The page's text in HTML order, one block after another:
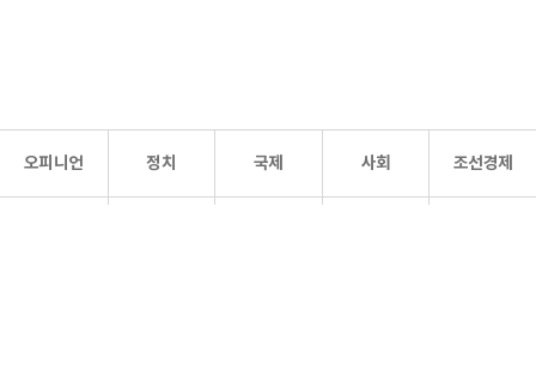
오피니언 정치 국제 사회 조선경제